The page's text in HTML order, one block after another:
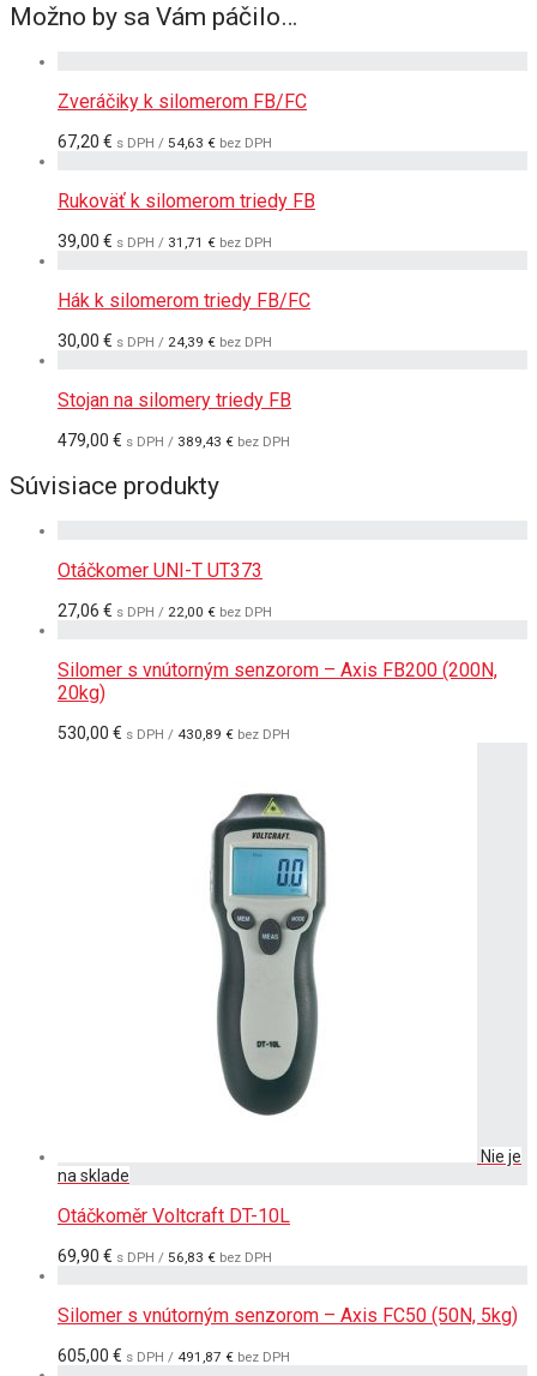
Možno by sa Vám páčilo…
Zveráčiky k silomerom FB/FC
67,20 € s DPH / 54,63 € bez DPH
Rukoväť k silomerom triedy FB
39,00 € s DPH / 31,71 € bez DPH
Hák k silomerom triedy FB/FC
30,00 € s DPH / 24,39 € bez DPH
Stojan na silomery triedy FB
479,00 € s DPH / 389,43 € bez DPH
Súvisiace produkty
Otáčkomer UNI-T UT373
27,06 € s DPH / 22,00 € bez DPH
Silomer s vnútorným senzorom – Axis FB200 (200N,
20kg)
530,00 € s DPH / 430,89 € bez DPH
Otáčkoměr Voltcraft DT-10L
69,90 € s DPH / 56,83 € bez DPH
Silomer s vnútorným senzorom – Axis FC50 (50N, 5kg)
605,00 € s DPH / 491,87 € bez DPH